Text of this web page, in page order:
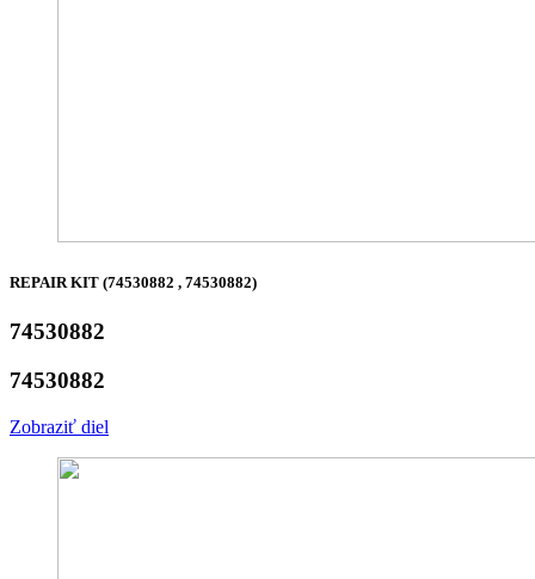
REPAIR KIT (74530882 , 74530882)
74530882
74530882
Zobraziť diel